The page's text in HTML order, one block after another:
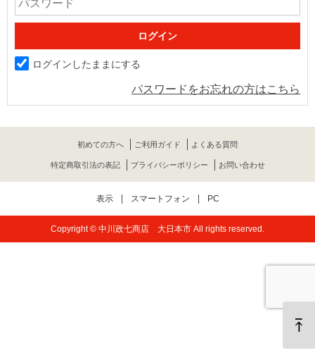
ログインしたままにする
パスワードをお忘れの方はこちら
初めての方へ ご利用ガイド よくある質問
特定商取引法の表記 プライバシーポリシー お問い合わせ
表示 スマートフォン PC
Copyright © 中川政七商店 大日本市 All rights reserved.